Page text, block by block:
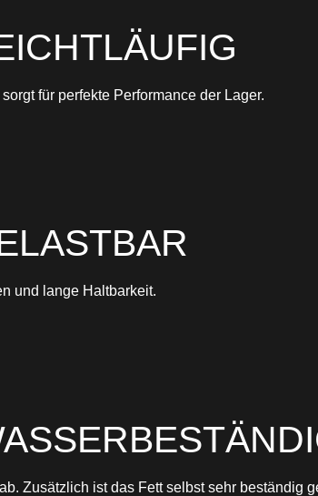
für perfekte Performance der Lager.
und lange Haltbarkeit.
Zusätzlich ist das Fett selbst sehr beständig